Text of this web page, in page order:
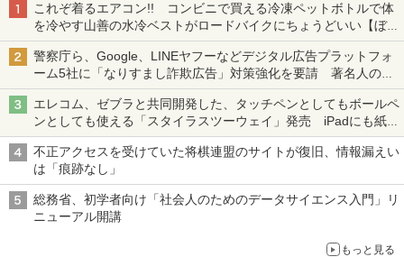
これぞ着るエアコン!! コンビニで買える冷凍ペットボトルで体
を冷やす山善の水冷ベストがロードバイクにちょうどいい【ぼっ
ち・ざ・ろーど！その14】【空いた時間でなにしてる？】
警察庁ら、Google、LINEヤフーなどデジタル広告プラットフォ
ーム5社に「なりすまし詐欺広告」対策強化を要請 著名人の写
真や映像を使った投資詐欺などへの対策として
エレコム、ゼブラと共同開発した、タッチペンとしてもボールペ
ンとしても使える「スタイラスツーウェイ」発売 iPadにも紙に
も、持ち替えずに書き込める
不正アクセスを受けていた将棋連盟のサイトが復旧、情報漏えい
は「痕跡なし」
総務省、初学者向け「社会人のためのデータサイエンス入門」リ
ニューアル開講
もっと見る